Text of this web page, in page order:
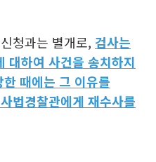
청과는 별개로, 검사는
대하여 사건을 송치하지
때에는 그 이유를
법경찰관에게 재수사를